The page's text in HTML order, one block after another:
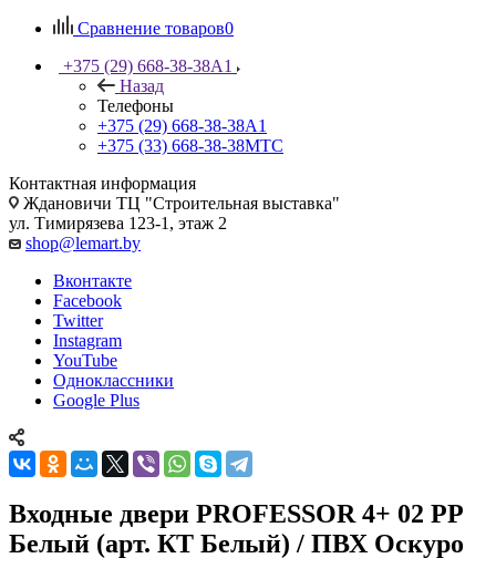
Сравнение товаров0
+375 (29) 668-38-38A1
Назад
Телефоны
+375 (29) 668-38-38A1
+375 (33) 668-38-38МТС
Контактная информация
Ждановичи ТЦ "Строительная выставка"
ул. Тимирязева 123-1, этаж 2
shop@lemart.by
Вконтакте
Facebook
Twitter
Instagram
YouTube
Одноклассники
Google Plus
Входные двери PROFESSOR 4+ 02 PP
Белый (арт. КТ Белый) / ПВХ Оскуро